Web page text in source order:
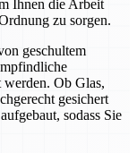
Ihnen die Arbeit
zu sorgen.
geschultem
werden. Ob Glas,
gesichert
sodass Sie